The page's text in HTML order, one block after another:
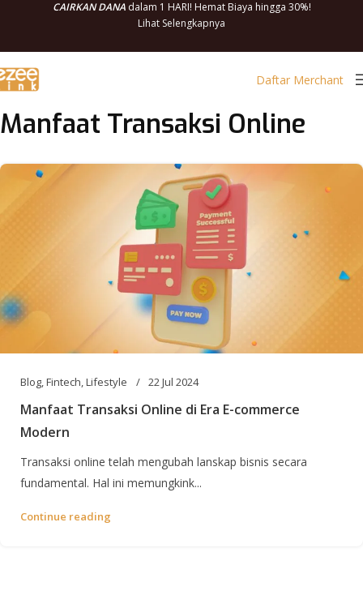
CAIRKAN DANAdalam 1 HARI! Hemat Biaya hingga 30%!
Lihat Selengkapnya
Daftar Merchant
Manfaat Transaksi Online
Blog,Fintech,Lifestyle 22 Jul 2024
Manfaat Transaksi Online di Era E-commerce
Modern
Transaksi online telah mengubah lanskap bisnis secara
fundamental. Hal ini memungkink...
Continue reading